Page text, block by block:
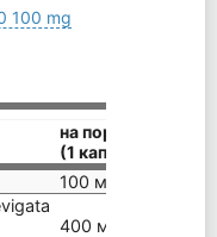
100 mg
на порцию
(1 капсула)
100 мг
400 мг